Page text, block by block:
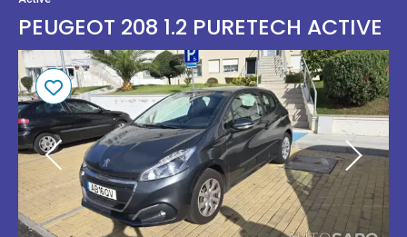
PEUGEOT 208 1.2 PURETECH ACTIVE